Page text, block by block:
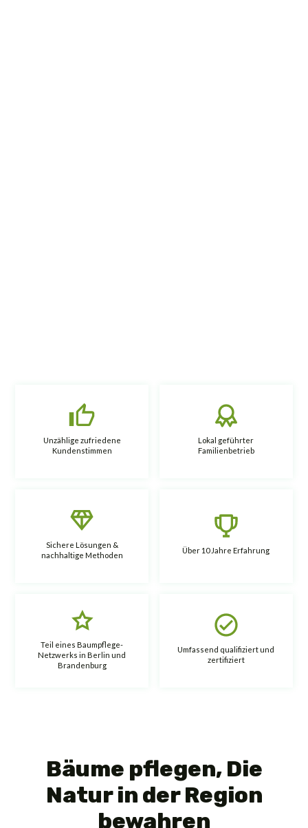
Unzählige zufriedene
Kundenstimmen
Lokal geführter
Familienbetrieb
Sichere Lösungen &
nachhaltige Methoden
Über 10 Jahre Erfahrung
Teil eines Baumpflege-
Netzwerks in Berlin und
Brandenburg
Umfassend qualifiziert und
zertifiziert
Bäume pflegen, Die
Natur in der Region
bewahren